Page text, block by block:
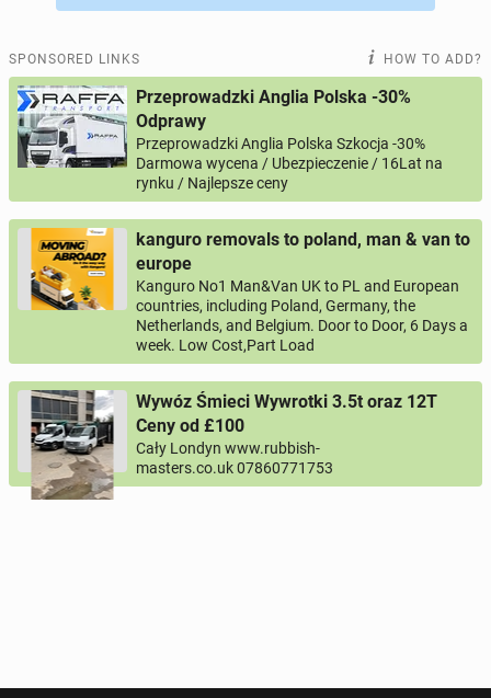
BUY & SELL 43online ads
PERSONALS
SPONSORED LINKS HOW TO ADD?
Przeprowadzki Anglia Polska -30%
Odprawy
Przeprowadzki Anglia Polska Szkocja -30%
Darmowa wycena / Ubezpieczenie / 16Lat na
rynku / Najlepsze ceny
kanguro removals to poland, man & van to
europe
Kanguro No1 Man&Van UK to PL and European
countries, including Poland, Germany, the
Netherlands, and Belgium. Door to Door, 6 Days a
week. Low Cost,Part Load
Wywóz Śmieci Wywrotki 3.5t oraz 12T
Ceny od £100
Cały Londyn www.rubbish-
masters.co.uk 07860771753